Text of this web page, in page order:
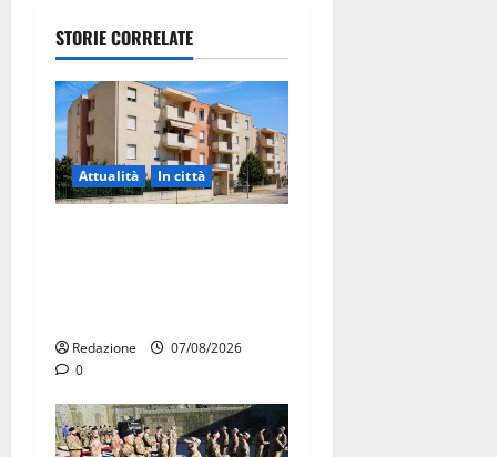
STORIE CORRELATE
Attualità In città
Redazione
07/08/2026
0